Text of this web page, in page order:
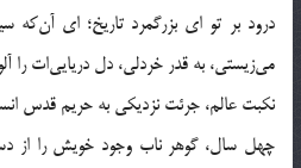
درود بر تو ای بزرگمرد تاریخ؛ ای آن‌که
می‌زیستی، به قدر خردلی، دل دریایی‌ات را
نکبت عالم، جرئت نزدیکی به حریم قدس
چهل سال، گوهر ناب وجود خویش را از